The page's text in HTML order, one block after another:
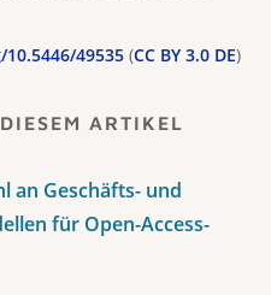
49535 (CC BY 3.0 DE)
ARTIKEL
an Geschäfts- und
für Open-Access-